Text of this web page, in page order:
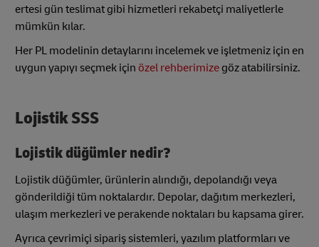
ertesi gün teslimat gibi hizmetleri rekabetçi maliyetlerle
mümkün kılar.
Her PL modelinin detaylarını incelemek ve işletmeniz için en
uygun yapıyı seçmek için özel rehberimize göz atabilirsiniz.
Lojistik SSS
Lojistik düğümler nedir?
Lojistik düğümler, ürünlerin alındığı, depolandığı veya
gönderildiği tüm noktalardır. Depolar, dağıtım merkezleri,
ulaşım merkezleri ve perakende noktaları bu kapsama girer.
Ayrıca çevrimiçi sipariş sistemleri, yazılım platformları ve